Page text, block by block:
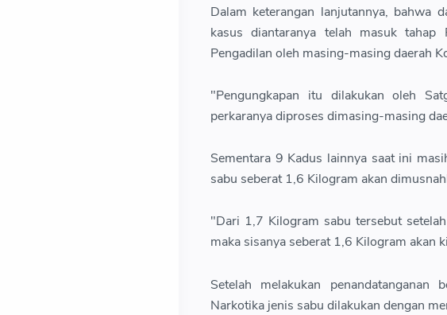
Dalam keterangan lanjutannya, bahwa
kasus diantaranya telah masuk
Pengadilan oleh masing-masing daerah
"Pengungkapan itu dilakukan oleh
perkaranya diproses dimasing-masing
Sementara 9 Kadus lainnya saat ini
sabu seberat 1,6 Kilogram akan
"Dari 1,7 Kilogram sabu tersebut
maka sisanya seberat 1,6 Kilogram akan
Setelah melakukan
Narkotika jenis sabu dilakukan dengan